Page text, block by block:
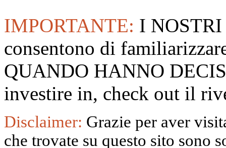
IMPORTANTE: I
consentono di
QUANDO HANNO
investire in, check out il
Disclaimer: Grazie per aver
che trovate su questo sito sono